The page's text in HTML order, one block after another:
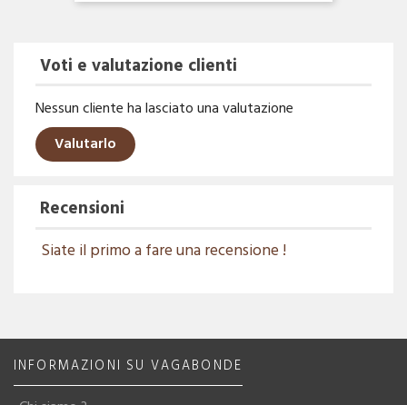
Voti e valutazione clienti
Nessun cliente ha lasciato una valutazione
Valutarlo
Recensioni
Siate il primo a fare una recensione !
INFORMAZIONI SU VAGABONDE